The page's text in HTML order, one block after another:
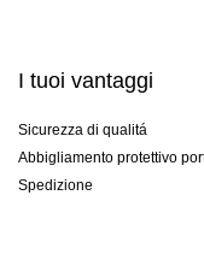
I tuoi vantaggi
Sicurezza di qualitá
Abbigliamento protettivo
Spedizione